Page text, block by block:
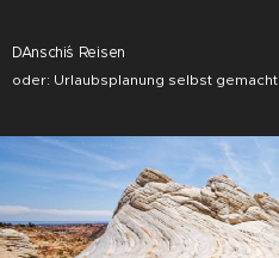
DAnschi´s Reisen
oder: Urlaubsplanung selbst gemacht